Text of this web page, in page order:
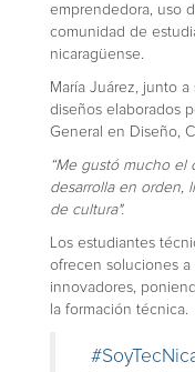
emprendedora, uso
comunidad de
nicaragüense.
María Juárez, junto
diseños elaborados
General en Diseño,
“Me gustó mucho
desarrolla en orden,
de cultura".
Los estudiantes
ofrecen soluciones a
innovadores,
la formación técnica.